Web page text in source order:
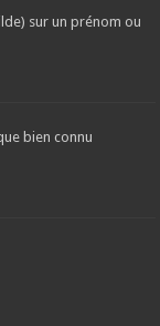
sur un prénom ou
bien connu